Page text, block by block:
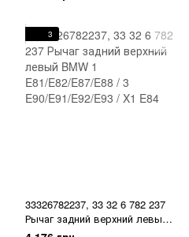
E90/E91/E92/E93 / X1 E84
3
33326782237, 33 32 6 782 237
Рычаг задний верхний левый
BMW 1 E81/E82/E87/E88 / 3